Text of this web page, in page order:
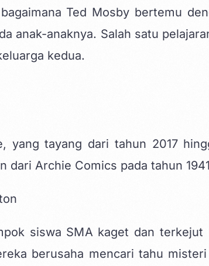
Ted Mosby bertemu
anak-anaknya. Salah satu
kedua.
yang tayang dari tahun 2017
dari Archie Comics pada tahun
siswa SMA kaget dan terkejut
berusaha mencari tahu